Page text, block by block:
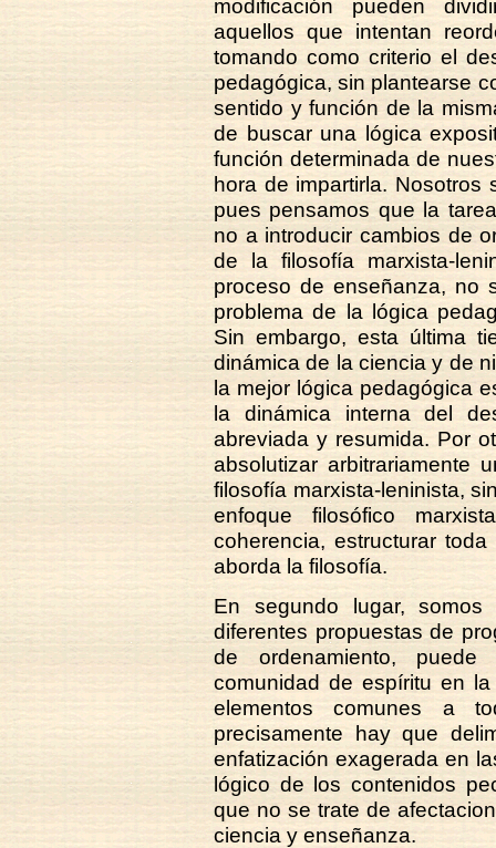
modificación pueden
aquellos que intentan
tomando como criterio el
pedagógica, sin plantearse
sentido y función de la
de buscar una lógica
función determinada de
hora de impartirla. Nosotros
pues pensamos que la
no a introducir cambios de
de la filosofía marxista-
proceso de enseñanza, no
problema de la lógica
Sin embargo, esta última
dinámica de la ciencia y de
la mejor lógica pedagógica
la dinámica interna del
abreviada y resumida. Por
absolutizar arbitrariamente
filosofía marxista-leninista,
enfoque filosófico
coherencia, estructurar
aborda la filosofía.
En segundo lugar,
diferentes propuestas de
de ordenamiento,
comunidad de espíritu en
elementos comunes a
precisamente hay que
enfatización exagerada en
lógico de los contenidos
que no se trate de
ciencia y enseñanza.